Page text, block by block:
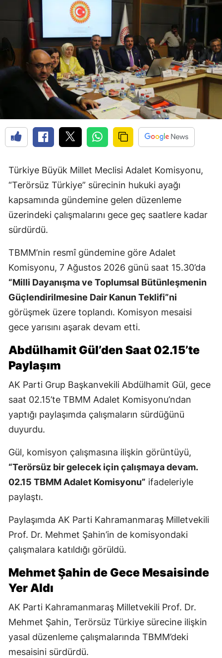
Türkiye Büyük Millet Meclisi Adalet Komisyonu,
“Terörsüz Türkiye” sürecinin hukuki ayağı
kapsamında gündemine gelen düzenleme
üzerindeki çalışmalarını gece geç saatlere kadar
sürdürdü.
TBMM’nin resmî gündemine göre Adalet
Komisyonu, 7 Ağustos 2026 günü saat 15.30’da
“Milli Dayanışma ve Toplumsal Bütünleşmenin
Güçlendirilmesine Dair Kanun Teklifi”ni
görüşmek üzere toplandı. Komisyon mesaisi
gece yarısını aşarak devam etti.
Abdülhamit Gül’den Saat 02.15’te
Paylaşım
AK Parti Grup Başkanvekili Abdülhamit Gül, gece
saat 02.15’te TBMM Adalet Komisyonu’ndan
yaptığı paylaşımda çalışmaların sürdüğünü
duyurdu.
Gül, komisyon çalışmasına ilişkin görüntüyü,
“Terörsüz bir gelecek için çalışmaya devam.
02.15 TBMM Adalet Komisyonu” ifadeleriyle
paylaştı.
Paylaşımda AK Parti Kahramanmaraş Milletvekili
Prof. Dr. Mehmet Şahin’in de komisyondaki
çalışmalara katıldığı görüldü.
Mehmet Şahin de Gece Mesaisinde
Yer Aldı
AK Parti Kahramanmaraş Milletvekili Prof. Dr.
Mehmet Şahin, Terörsüz Türkiye sürecine ilişkin
yasal düzenleme çalışmalarında TBMM’deki
mesaisini sürdürdü.